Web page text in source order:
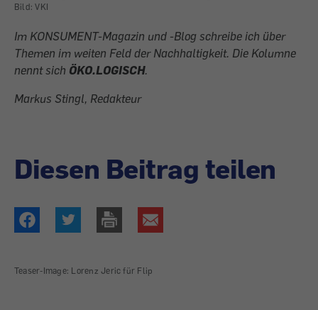
Bild: VKI
Im KONSUMENT-Magazin und -Blog schreibe ich über
Themen im weiten Feld der Nachhaltigkeit. Die Kolumne
nennt sich ÖKO.LOGISCH.
Markus Stingl, Redakteur
Diesen Beitrag teilen
Teaser-Image: Lorenz Jeric für Flip